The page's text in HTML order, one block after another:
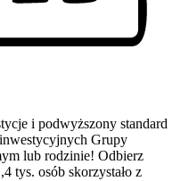
i podwyższony standard
Grupy
lub rodzinie! Odbierz
tys. osób skorzystało z